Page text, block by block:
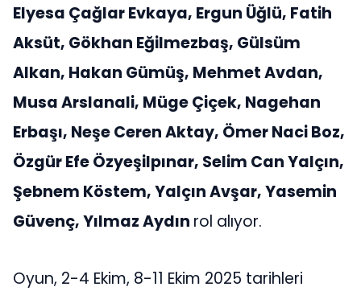
Elyesa Çağlar Evkaya, Ergun Üğlü, Fatih
Aksüt, Gökhan Eğilmezbaş, Gülsüm
Alkan, Hakan Gümüş, Mehmet Avdan,
Musa Arslanali, Müge Çiçek, Nagehan
Erbaşı, Neşe Ceren Aktay, Ömer Naci Boz,
Özgür Efe Özyeşilpınar, Selim Can Yalçın,
Şebnem Köstem, Yalçın Avşar, Yasemin
Güvenç, Yılmaz Aydın rol alıyor.
Oyun, 2-4 Ekim, 8-11 Ekim 2025 tarihleri